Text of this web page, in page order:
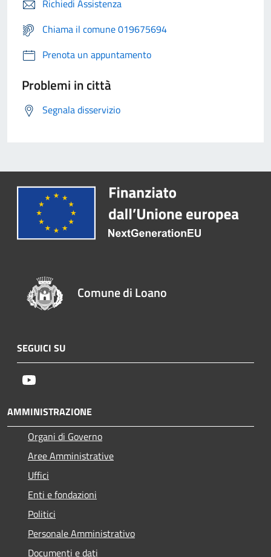
Richiedi Assistenza
Chiama il comune 019675694
Prenota un appuntamento
Problemi in città
Segnala disservizio
Comune di Loano
SEGUICI SU
AMMINISTRAZIONE
Organi di Governo
Aree Amministrative
Uffici
Enti e fondazioni
Politici
Personale Amministrativo
Documenti e dati